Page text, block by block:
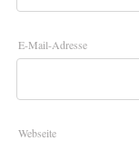
E-Mail-Adresse
Webseite